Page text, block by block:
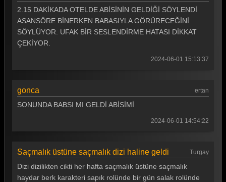
Arka Sokaklar 411. Bölüm
Arka Sokaklar 410. Bölüm
Arka Sokaklar 409. Bölüm
Arka Sokaklar 406. Bölüm
Arka Sokaklar 403. Bölüm
Arka Sokaklar 402. Bölüm
2.15 DAKİKADA OTELDE ABİSİNİN GELDİĞİ SÖYLENDİ
ASANSÖRE BİNERKEN BABASIYLA GÖRÜRECEĞİNİ
SÖYLÜYOR. UFAK BİR SESLENDİRME HATASI DİKKAT
ÇEKİYOR.
2024-06-01 15:13:37
gonca ertan
SONUNDA BABSI MI GELDİ ABİSİMİ
2024-06-01 14:54:22
Saçmalık üstüne saçmalık dizi haline geldi Turgay
Dizi dizilikten cikti her hafta saçmalık üstüne saçmalık
haydar berk karakteri sapık rolünde bir gün salak rolünde